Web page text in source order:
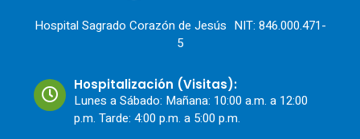
Hospital Sagrado Corazón de Jesús NIT: 846.000.471-
5
Hospitalización (Visitas):
Lunes a Sábado: Mañana: 10:00 a.m. a 12:00
p.m. Tarde: 4:00 p.m. a 5:00 p.m.